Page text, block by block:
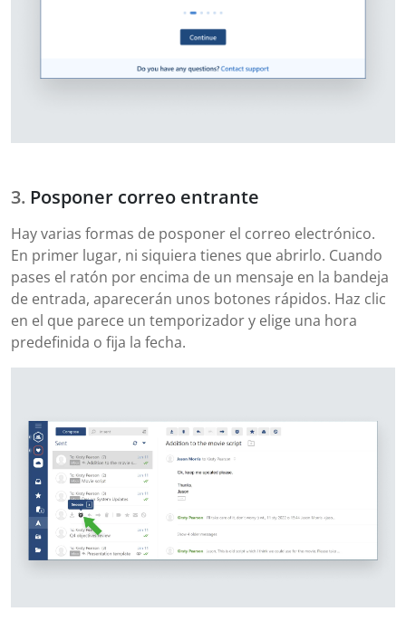
Posponer correo entrante
Hay varias formas de posponer el correo electrónico.
En primer lugar, ni siquiera tienes que abrirlo. Cuando
pases el ratón por encima de un mensaje en la bandeja
de entrada, aparecerán unos botones rápidos. Haz clic
en el que parece un temporizador y elige una hora
predefinida o fija la fecha.